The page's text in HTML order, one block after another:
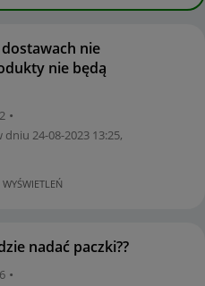
nie
nie będą
dniu ‎24-08-2023 13:25,
WYŚWIETLEŃ
nadać paczki??